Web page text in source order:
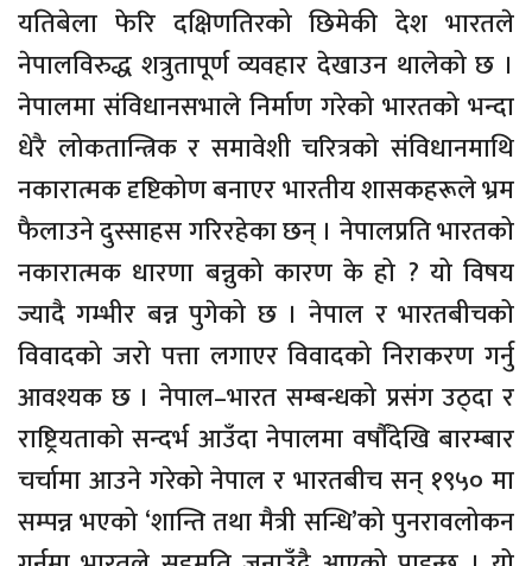
यतिबेला फेरि दक्षिणतिरको छिमेकी देश भारतले
नेपालविरुद्ध शत्रुतापूर्ण व्यवहार देखाउन थालेको छ ।
नेपालमा संविधानसभाले निर्माण गरेको भारतको भन्दा
धेरै लोकतान्त्रिक र समावेशी चरित्रको संविधानमाथि
नकारात्मक दृष्टिकोण बनाएर भारतीय शासकहरूले भ्रम
फैलाउने दुस्साहस गरिरहेका छन् । नेपालप्रति भारतको
नकारात्मक धारणा बन्नुको कारण के हो ? यो विषय
ज्यादै गम्भीर बन्न पुगेको छ । नेपाल र भारतबीचको
विवादको जरो पत्ता लगाएर विवादको निराकरण गर्नु
आवश्यक छ । नेपाल–भारत सम्बन्धको प्रसंग उठ्दा र
राष्ट्रियताको सन्दर्भ आउँदा नेपालमा वर्षाैंदेखि बारम्बार
चर्चामा आउने गरेको नेपाल र भारतबीच सन् १९५० मा
सम्पन्न भएको ‘शान्ति तथा मैत्री सन्धि’को पुनरावलोकन